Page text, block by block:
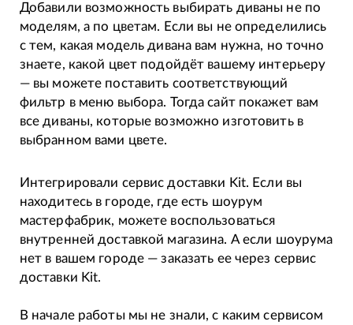
Добавили возможность выбирать диваны не по
моделям, а по цветам. Если вы не определились
с тем, какая модель дивана вам нужна, но точно
знаете, какой цвет подойдёт вашему интерьеру
— вы можете поставить соответствующий
фильтр в меню выбора. Тогда сайт покажет вам
все диваны, которые возможно изготовить в
выбранном вами цвете.
Интегрировали сервис доставки Kit. Если вы
находитесь в городе, где есть шоурум
мастерфабрик, можете воспользоваться
внутренней доставкой магазина. А если шоурума
нет в вашем городе — заказать ее через сервис
доставки Kit.
В начале работы мы не знали, с каким сервисом